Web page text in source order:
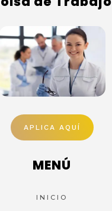
APLICA AQUÍ
MENÚ
INICIO